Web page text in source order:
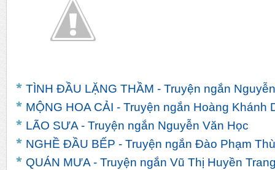
TÌNH ĐẦU LẶNG THẦM - Truyện ngắn
MỘNG HOA CẢI - Truyện ngắn Hoàng Khánh
LÃO SƯA - Truyện ngắn Nguyễn Văn Học
NGHỀ ĐẦU BẾP - Truyện ngắn Đào Phạm
QUÁN MƯA - Truyện ngắn Vũ Thị Huyền